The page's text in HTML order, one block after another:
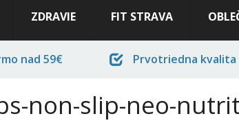
ZDRAVIE FIT STRAVA
nad 59€ Prvotriedna kvalita
non-slip-neo-